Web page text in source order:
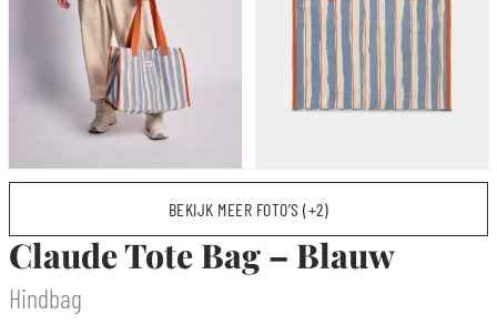
BEKIJK MEER FOTO’S (+2)
Claude Tote Bag – Blauw
Hindbag